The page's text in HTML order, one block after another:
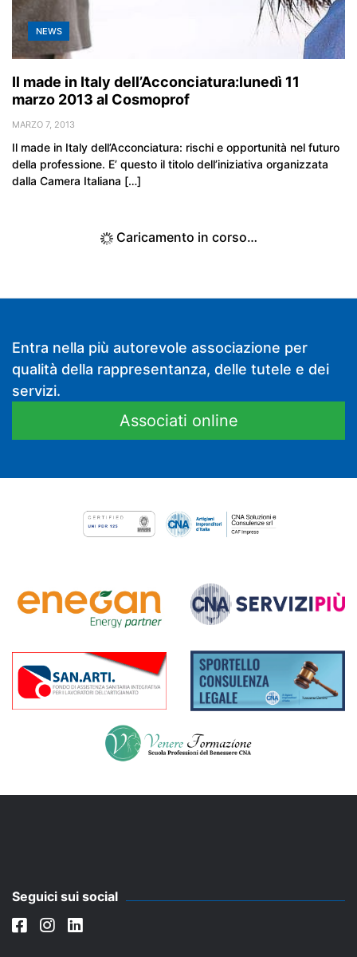
NEWS
Il made in Italy dell’Acconciatura:lunedì 11
marzo 2013 al Cosmoprof
MARZO 7, 2013
Il made in Italy dell’Acconciatura: rischi e opportunità nel futuro
della professione. E’ questo il titolo dell’iniziativa organizzata
dalla Camera Italiana […]
Caricamento in corso…
Entra nella più autorevole associazione per
qualità della rappresentanza, delle tutele e dei
servizi.
Associati online
Seguici sui social